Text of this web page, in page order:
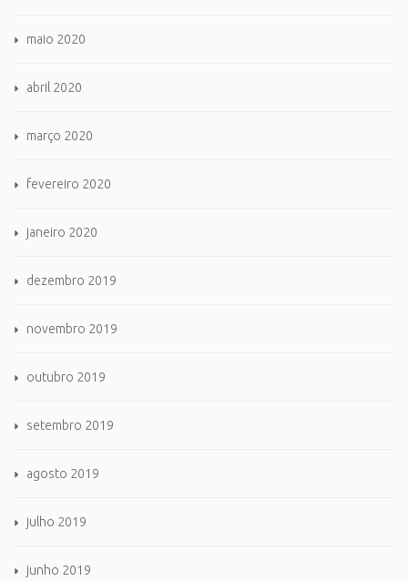
maio 2020
abril 2020
março 2020
fevereiro 2020
janeiro 2020
dezembro 2019
novembro 2019
outubro 2019
setembro 2019
agosto 2019
julho 2019
junho 2019